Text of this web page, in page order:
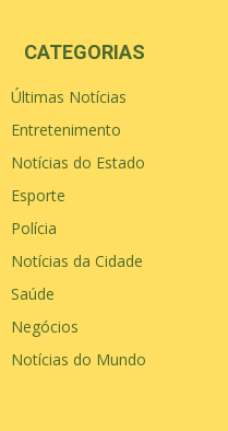
CATEGORIAS
Últimas Notícias
Entretenimento
Notícias do Estado
Esporte
Polícia
Notícias da Cidade
Saúde
Negócios
Notícias do Mundo